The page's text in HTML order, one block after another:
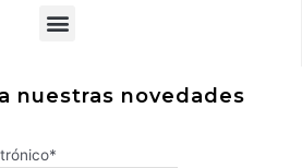
Menu
nuestras novedades